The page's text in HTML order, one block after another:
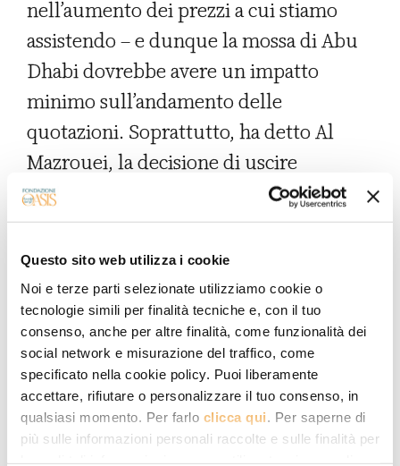
Questo sito web utilizza i cookie
Noi e terze parti selezionate utilizziamo cookie o
tecnologie simili per finalità tecniche e, con il tuo
consenso, anche per altre finalità, come funzionalità dei
social network e misurazione del traffico, come
specificato nella cookie policy. Puoi liberamente
accettare, rifiutare o personalizzare il tuo consenso, in
qualsiasi momento. Per farlo clicca qui . Per saperne di
più sulle informazioni personali raccolte e sulle finalità per
nell’aumento dei prezzi a cui stiamo
assistendo – e dunque la mossa di Abu
Dhabi dovrebbe avere un impatto
minimo sull’andamento delle
quotazioni. Soprattutto, ha detto Al
Mazrouei, la decisione di uscire
dall’OPEC (e conseguentemente
dall’OPEC+, di cui fa parte anche la
Russia) non avrebbe nulla a che vedere
con eventuali tensioni con gli altri Paesi
membri del gruppo, e in particolare con
l’Arabia Saudita che tradizionalmente
guida l’organizzazione. Tuttavia, è
davvero difficile non scorgere nella
decisione emiratina un ulteriore segno